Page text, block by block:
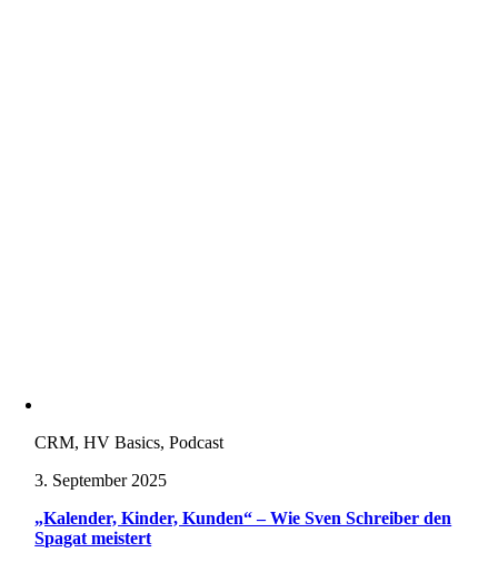
CRM, HV Basics, Podcast
3. September 2025
„Kalender, Kinder, Kunden“ – Wie Sven Schreiber den
Spagat meistert